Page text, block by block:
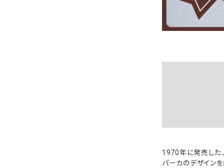
1970年に発売した
パーカのデザインを